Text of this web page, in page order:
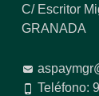
C/ Escritor
GRANADA
Teléfono: